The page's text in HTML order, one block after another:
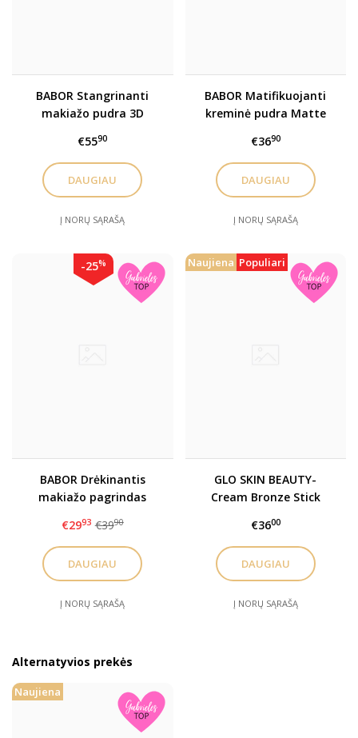
BABOR Stangrinanti
makiažo pudra 3D
€5590
DAUGIAU
Į NORŲ SĄRAŠĄ
BABOR Matifikuojanti
kreminė pudra Matte
€3690
DAUGIAU
Į NORŲ SĄRAŠĄ
-25%
BABOR Drėkinantis
makiažo pagrindas
€2993 €3990
DAUGIAU
Į NORŲ SĄRAŠĄ
Naujiena Populiari
GLO SKIN BEAUTY-
Cream Bronze Stick
pieštukas
€3600
DAUGIAU
Į NORŲ SĄRAŠĄ
Alternatyvios prekės
Naujiena